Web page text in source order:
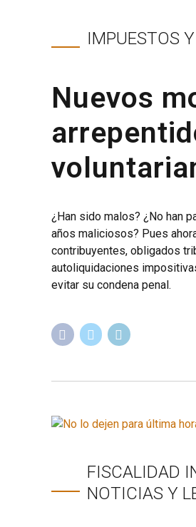
IMPUESTOS
Nuevos
¿Han sido malos? ¿No han
años maliciosos? Pues
contribuyentes, obligados
autoliquidaciones
evitar su condena penal.
FISCALIDAD
NOTICIAS Y